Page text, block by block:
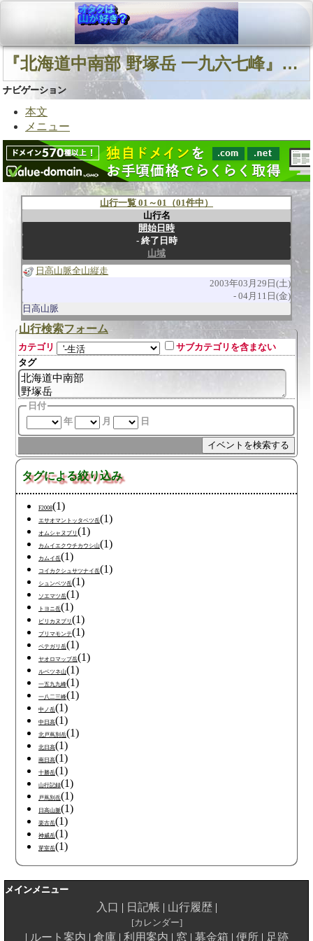
『北海道中南部 野塚岳 一九六七峰』に関連する山行
ナビゲーション
本文
メニュー
山行一覧 01～01（01件中）
山行名
開始日時
終了日時
山域
日高山脈全山縦走
2003年03月29日(土)
04月11日(金)
日高山脈
山行検索フォーム
カテゴリ
サブカテゴリを含まない
タグ
日付
年
月 日
タグによる絞り込み
F2008(1)
エサオマントッタベツ岳(1)
オムシャヌプリ (1)
カムイエクウチカウシ山(1)
カムイ岳(1)
コイカクシュサツナイ岳(1)
シュンベツ岳(1)
ソエマツ岳(1)
トヨニ岳(1)
ピリカヌプリ (1)
プリマモンテ(1)
ペテガリ岳(1)
ヤオロマップ岳(1)
ルベツネ山(1)
一五九九峰(1)
一八二三峰(1)
中ノ岳(1)
中日高(1)
北戸蔦別岳(1)
北日高(1)
南日高(1)
十勝岳(1)
山行記録(1)
戸蔦別岳(1)
日高山脈(1)
楽古岳(1)
神威岳(1)
芽室岳(1)
メインメニュー
入口 日記帳 山行履歴
カレンダー
ルート案内 倉庫 利用案内 窓 募金箱 便所 足跡